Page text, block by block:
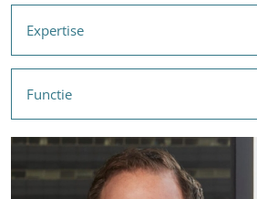
Expertise
Expertise
Filteropties
Functie
Functie
Filteropties